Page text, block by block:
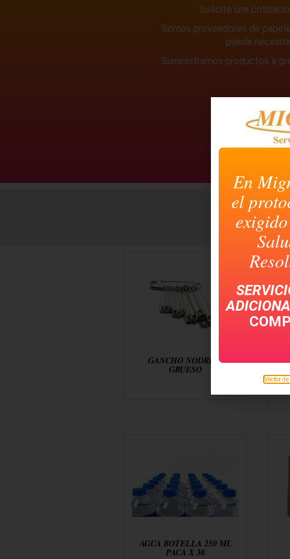
Solicite una
Somos proveedores de
pueda
Suministramos productos a
GANCHO NODRIZA
GRUESO
AGUA BOTELLA 250 ML
PACA X 30
En
el
Vector